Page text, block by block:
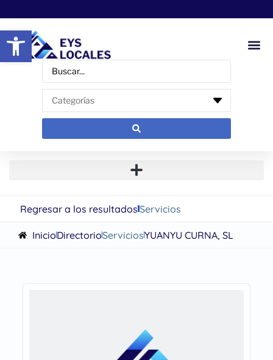
Abrir barra de herramientas
Regresar a los resultadosServicios
InicioDirectorioServiciosYUANYU CURNA, SL